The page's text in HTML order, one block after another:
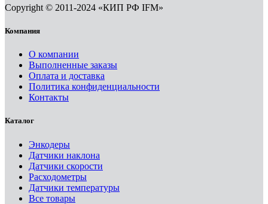
Copyright © 2011-2024 «КИП РФ IFM»
Компания
О компании
Выполненные заказы
Оплата и доставка
Политика конфиденциальности
Контакты
Каталог
Энкодеры
Датчики наклона
Датчики скорости
Расходометры
Датчики температуры
Все товары